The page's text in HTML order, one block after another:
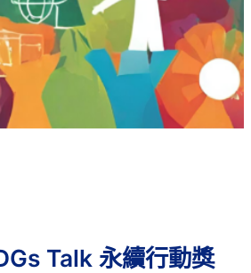
Talk 永續行動獎